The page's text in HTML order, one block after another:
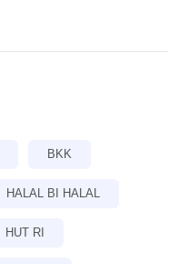
BKK
HALAL BI HALAL
HUT RI